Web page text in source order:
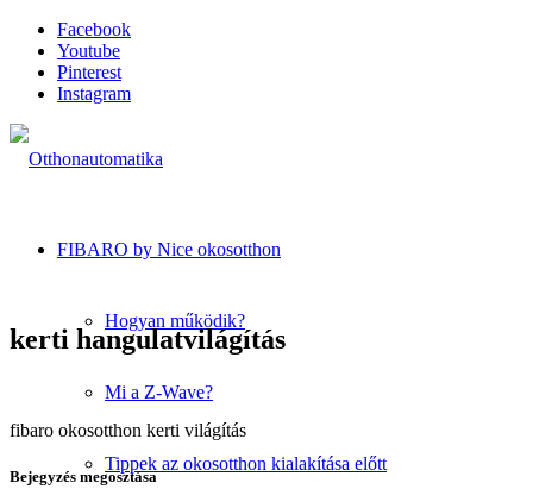
Facebook
Youtube
Pinterest
Instagram
FIBARO by Nice okosotthon
Hogyan működik?
Mi a Z-Wave?
Tippek az okosotthon kialakítása előtt
kerti hangulatvilágítás
fibaro okosotthon kerti világítás
Bejegyzés megosztása